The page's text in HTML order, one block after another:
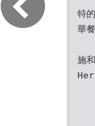
特
華
施